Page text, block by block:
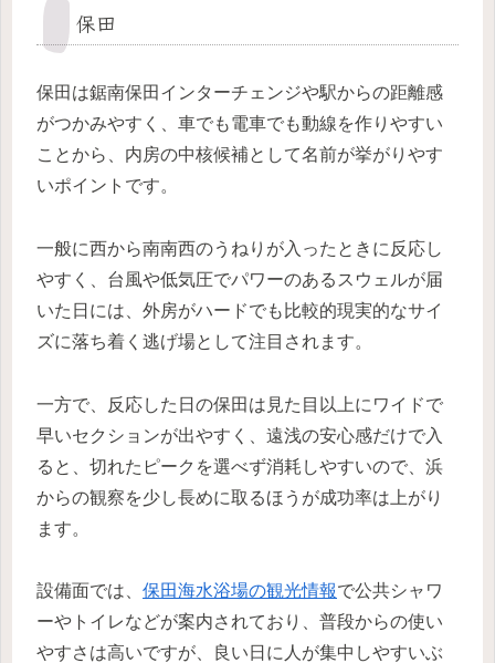
保田
保田は鋸南保田インターチェンジや駅からの距離感
がつかみやすく、車でも電車でも動線を作りやすい
ことから、内房の中核候補として名前が挙がりやす
いポイントです。
一般に西から南南西のうねりが入ったときに反応し
やすく、台風や低気圧でパワーのあるスウェルが届
いた日には、外房がハードでも比較的現実的なサイ
ズに落ち着く逃げ場として注目されます。
一方で、反応した日の保田は見た目以上にワイドで
早いセクションが出やすく、遠浅の安心感だけで入
ると、切れたピークを選べず消耗しやすいので、浜
からの観察を少し長めに取るほうが成功率は上がり
ます。
設備面では、 保田海水浴場の観光情報で公共シャワ
ーやトイレなどが案内されており、普段からの使い
やすさは高いですが、良い日に人が集中しやすいぶ